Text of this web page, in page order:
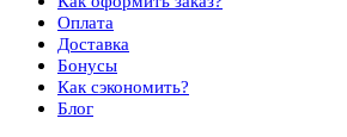
Оплата
Доставка
Бонусы
Как сэкономить?
Блог